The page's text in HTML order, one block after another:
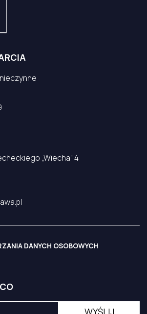
„Wiecha” 4
DANYCH OSOBOWYCH